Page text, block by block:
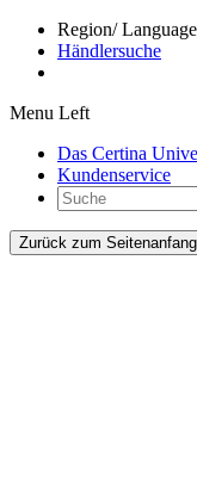
Region/ Language
Händlersuche
Menu Left
Das Certina
Kundenservice
Zurück zum Seitenanfang